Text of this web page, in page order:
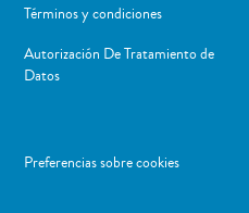
Términos y condiciones
Autorización De Tratamiento de
Datos
Preferencias sobre cookies